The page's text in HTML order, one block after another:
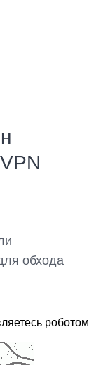
обхода
роботом